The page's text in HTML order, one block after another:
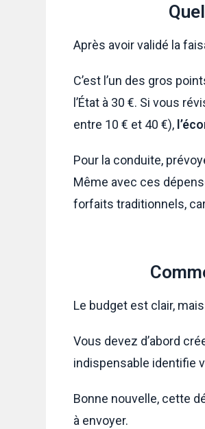
Après avoir validé la
C’est l’un des gros
l’État à 30 €. Si vous
entre 10 € et 40 €),
Pour la conduite,
Même avec ces
forfaits traditionnels,
Le budget est clair,
Vous devez d’abord
indispensable identifie
Bonne nouvelle, cette
à envoyer.